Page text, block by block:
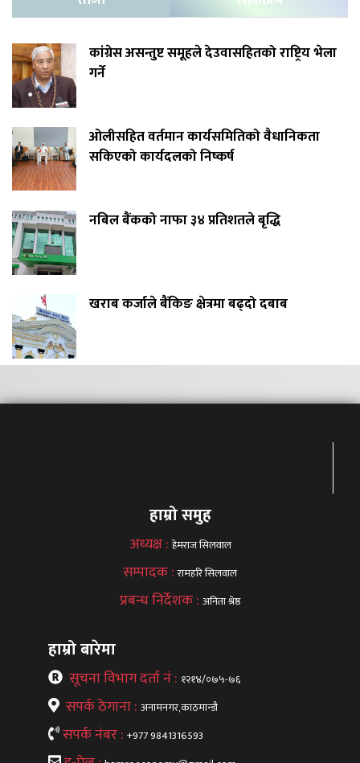
कांग्रेस असन्तुष्ट समूहले देउवासहितको राष्ट्रिय भेला
गर्ने
ओलीसहित वर्तमान कार्यसमितिको वैधानिकता
सकिएको कार्यदलको निष्कर्ष
नबिल बैंकको नाफा ३४ प्रतिशतले बृद्धि
खराब कर्जाले बैंकिङ क्षेत्रमा बढ्दो दबाब
हाम्रो समुह
अध्यक्ष : हेमराज सिलवाल
सम्पादक :रामहरि सिलवाल
प्रबन्ध निर्देशक : अनिता श्रेष्ठ
हाम्रो बारेमा
सूचना विभाग दर्ता नं : १२१४/०७५-७६
सपर्क ठेगाना : अनामनगर,काठमान्डौ
सपर्क नंबर : +977 9841316593